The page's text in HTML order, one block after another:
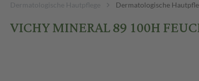
Dermatologische Hautpflege Dermatologische
VICHY MINERAL 89 100H